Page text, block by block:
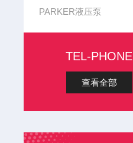
PARKER液压泵
TEL-PHONE
查看全部